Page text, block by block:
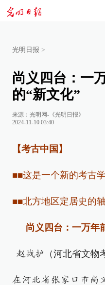
光明日报 >
尚义四台：一
的“新文化”
来源： 光明网-《光明日报》
2024-11-10 03:40
【考古中国】
■■这是一个新的考古
■■北方地区定居史的
尚义四台：一万年
赵战护 （河北省文物
在河北省张家口市尚